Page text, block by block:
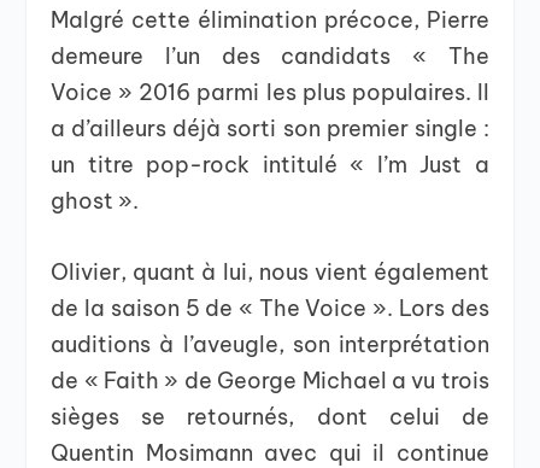
Malgré cette élimination précoce, Pierre
demeure l’un des candidats « The
Voice » 2016 parmi les plus populaires. Il
a d’ailleurs déjà sorti son premier single :
un titre pop-rock intitulé « I’m Just a
ghost ».
Olivier, quant à lui, nous vient également
de la saison 5 de « The Voice ». Lors des
auditions à l’aveugle, son interprétation
de « Faith » de George Michael a vu trois
sièges se retournés, dont celui de
Quentin Mosimann avec qui il continue